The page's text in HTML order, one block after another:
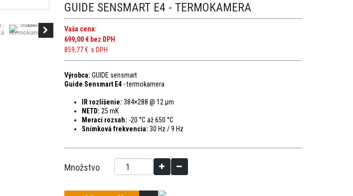
GUIDE SENSMART E4 - TERMOKAMERA
Vaša cena:
699,00 € bez DPH
859,77 € s DPH
Výrobca: GUIDE sensmart
Guide Sensmart E4- termokamera
IR rozlíšenie: 384×288 @ 12 μm
NETD: 25 mK
Merací rozsah: -20 °C až 650 °C
Snímková frekvencia: 30 Hz / 9 Hz
Množstvo